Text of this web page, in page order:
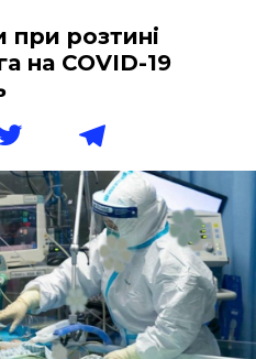
при розтині
на COVID-19